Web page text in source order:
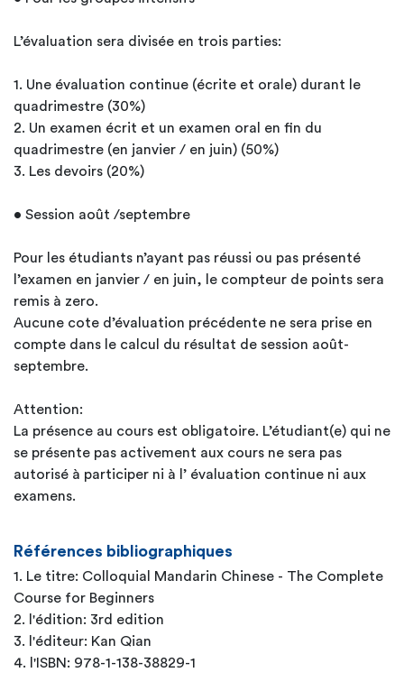
L’évaluation sera divisée en trois parties:
1. Une évaluation continue (écrite et orale) durant le
quadrimestre (30%)
2. Un examen écrit et un examen oral en fin du
quadrimestre (en janvier / en juin) (50%)
3. Les devoirs (20%)
• Session août /septembre
Pour les étudiants n’ayant pas réussi ou pas présenté
l’examen en janvier / en juin, le compteur de points sera
remis à zero.
Aucune cote d’évaluation précédente ne sera prise en
compte dans le calcul du résultat de session août-
septembre.
Attention:
La présence au cours est obligatoire. L’étudiant(e) qui ne
se présente pas activement aux cours ne sera pas
autorisé à participer ni à l’ évaluation continue ni aux
examens.
Références bibliographiques
1. Le titre: Colloquial Mandarin Chinese - The Complete
Course for Beginners
2. l'édition: 3rd edition
3. l'éditeur: Kan Qian
4. l'ISBN: 978-1-138-38829-1